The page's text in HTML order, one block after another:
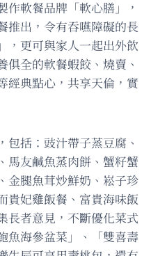
作軟餐品牌「軟心膳」，
推出，令有吞嚥障礙的長
，更可與家人一起出外飲
俱全的軟餐蝦餃、燒賣、
經典點心，共享天倫，實
包括：豉汁帶子蒸豆腐、
馬友鹹魚蒸肉餅、蟹籽蟹
金腿魚茸炒鮮奶、崧子珍
貴妃雞飯餐、富貴海味飯
長者意見，不斷優化菜式
魚海參盆菜」、「雙喜壽